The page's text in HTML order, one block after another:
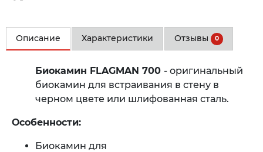
Описание Характеристики Отзывы 0
Биокамин FLAGMAN 700 - оригинальный
биокамин для встраивания в стену в
черном цвете или шлифованная сталь.
Особенности:
Биокамин для